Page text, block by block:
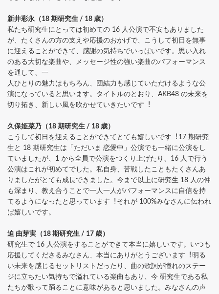
新井彩永（18 期研究⽣ / 18 歳）
私たち研究⽣にとっては初めての 16 ⼈公演で不安もありました
が、たくさんの⽅の⽀えや応援のおかげで、こうして初⽇を無事
に迎えることができて、感謝の気持ちでいっぱいです。思い⼊れ
のある⼤切な楽曲や、メッセージ性の強い楽曲のパフォーマンス
を通して、⼀
⼈ひとりの魅⼒はもちろん、団結⼒も感じていただけるような公
演になっていると思います。タイトルのとおり、AKB48 の未来を
切り拓き、新しい⾵を吹かせていきたいです︕
久保姫菜乃（18 期研究⽣ / 18 歳）
こうして初⽇を迎えることができてとても嬉しいです︕17 期研究
⽣と 18 期研究⽣は「ただいま 恋愛中」公演でも⼀緒に公演をし
ていましたが、1 から全員で公演をつくり上げたり、16 ⼈で⾏う
公演はこれが初めてでした。私⾃⾝、苦戦したこともたくさんあ
りましたがとても成⻑できました。今まで以上に研究⽣ 18 ⼈の仲
も深まり、教え合うことで⼀⼈⼀⼈がパフォーマンスに⾃信を持
てるようになったと思っています︕それが 100%みなさんに伝われ
ば嬉しいです。
迫 由芽実（18 期研究⽣ / 17 歳）
研究⽣で 16 ⼈公演をすることができて本当に嬉しいです。いつも
応援してくださるみなさん、本当にありがとうございます︕明る
い未来を感じるセットリストだったり、曲の歌詞が憧れのステー
ジに⽴ちたい気持ちで溢れている楽曲もあり、今 研究⽣である私
たちが歌って踊ることに意味があると思いました。みなさんの声